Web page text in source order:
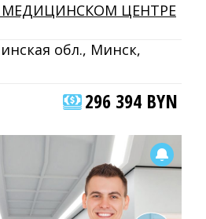
МЕДИЦИНСКОМ ЦЕНТРЕ
обл., Минск,
296 394 BYN